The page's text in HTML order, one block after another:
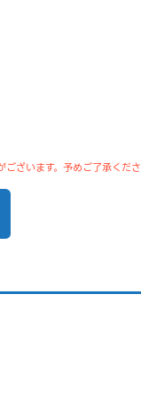
ざいます。予めご了承くださ